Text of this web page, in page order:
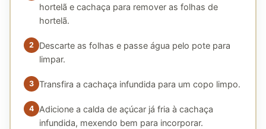
hortelã e cachaça para remover as folhas de
hortelã.
Descarte as folhas e passe água pelo pote para
limpar.
Transfira a cachaça infundida para um copo limpo.
Adicione a calda de açúcar já fria à cachaça
infundida, mexendo bem para incorporar.